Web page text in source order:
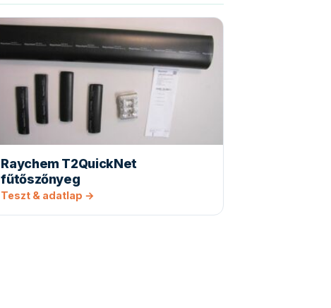
Raychem T2QuickNet
fűtőszőnyeg
Teszt & adatlap →